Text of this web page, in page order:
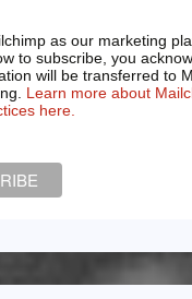
as our marketing
to subscribe, you
will be transferred to
Learn more about
here.